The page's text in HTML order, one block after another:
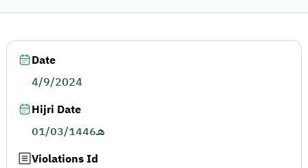
Date
4/9/2024
Hijri Date
01/03/1446هـ
Violations Id